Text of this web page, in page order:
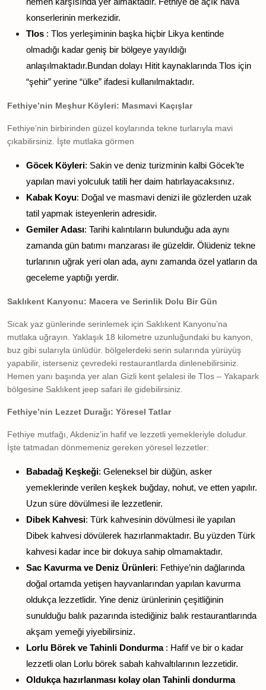
konserlerinin merkezidir.
Tlos : Tlos yerleşiminin başka hiçbir Likya kentinde
olmadığı kadar geniş bir bölgeye yayıldığı
anlaşılmaktadır.Bundan dolayı Hitit kaynaklarında Tlos için
“şehir” yerine “ülke” ifadesi kullanılmaktadır.
Fethiye’nin Meşhur Köyleri: Masmavi Kaçışlar
Fethiye’nin birbirinden güzel koylarında tekne turlarıyla mavi
çıkabilirsiniz. İşte mutlaka görmen
Göcek Köyleri: Sakin ve deniz turizminin kalbi Göcek’te
yapılan mavi yolculuk tatili her daim hatırlayacaksınız.
Kabak Koyu: Doğal ve masmavi denizi ile gözlerden uzak
tatil yapmak isteyenlerin adresidir.
Gemiler Adası: Tarihi kalıntıların bulunduğu ada aynı
zamanda gün batımı manzarası ile güzeldir. Ölüdeniz tekne
turlarının uğrak yeri olan ada, aynı zamanda özel yatların da
geceleme yaptığı yerdir.
Saklıkent Kanyonu: Macera ve Serinlik Dolu Bir Gün
Sıcak yaz günlerinde serinlemek için Saklıkent Kanyonu’na
mutlaka uğrayın. Yaklaşık 18 kilometre uzunluğundaki bu kanyon,
buz gibi sularıyla ünlüdür. bölgelerdeki serin sularında yürüyüş
yapabilir, isterseniz çevredeki restaurantlarda dinlenebilirsiniz.
Hemen yanı başında yer alan Gizli kent şelalesi ile Tlos – Yakapark
bölgesine Saklıkent jeep safari ile gidebilirsiniz.
Fethiye’nin Lezzet Durağı: Yöresel Tatlar
Fethiye mutfağı, Akdeniz’in hafif ve lezzetli yemekleriyle doludur.
İşte tatmadan dönmemeniz gereken yöresel lezzetler:
Babadağ Keşkeği: Geleneksel bir düğün, asker
yemeklerinde verilen keşkek buğday, nohut, ve etten yapılır.
Uzun süre dövülmesi ile lezzetlenir.
Dibek Kahvesi: Türk kahvesinin dövülmesi ile yapılan
Dibek kahvesi dövülerek hazırlanmaktadır. Bu yüzden Türk
kahvesi kadar ince bir dokuya sahip olmamaktadır.
Sac Kavurma ve Deniz Ürünleri: Fethiye’nin dağlarında
doğal ortamda yetişen hayvanlarından yapılan kavurma
oldukça lezzetlidir. Yine deniz ürünlerinin çeşitliğinin
sunulduğu balık pazarında istediğiniz balık restaurantlarında
akşam yemeği yiyebilirsiniz.
Lorlu Börek ve Tahinli Dondurma: Hafif ve bir o kadar
lezzetli olan Lorlu börek sabah kahvaltılarının lezzetidir.
Oldukça hazırlanması kolay olan Tahinli dondurma